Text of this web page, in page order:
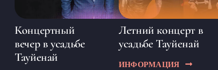
Концертный
вечер в усадьбе
Тауйенай
Летний концерт в
усадьбе Тауйенай
ИНФОРМАЦИЯ